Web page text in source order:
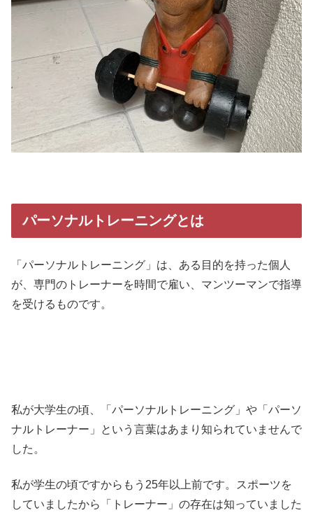
パーソナルトレーニングとは
「パーソナルトレーニング」は、ある目的を持った個人
が、専門のトレーナーを時間で雇い、マンツーマンで指導
を受けるものです。
私が大学生の頃、「パーソナルトレーニング」や「パーソ
ナルトレーナー」という言葉はあまり知られていませんで
した。
私が学生の頃ですからもう25年以上前です。スポーツを
していましたから「トレーナー」の存在は知っていました